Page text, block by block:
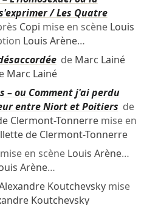
/ Les Quatre
Copi mise en scène Louis
Louis Arène…
de Marc Lainé
Marc Lainé
– ou Comment j'ai perdu
entre Niort et Poitiers de
Clermont-Tonnerremise en
de Clermont-Tonnerre
en scène Louis Arène…
Arène…
Koutchevskymise
Koutchevsky